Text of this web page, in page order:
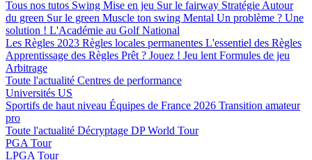
Tous nos tutos Swing Mise en jeu Sur le fairway Stratégie Autour
du green Sur le green Muscle ton swing Mental Un problème ? Une
solution ! L'Académie au Golf National
Les Règles 2023 Règles locales permanentes L'essentiel des Règles
Apprentissage des Règles Prêt ? Jouez ! Jeu lent Formules de jeu
Arbitrage
Toute l'actualité Centres de performance
Universités US
Sportifs de haut niveau Équipes de France 2026 Transition amateur
pro
Toute l'actualité Décryptage DP World Tour
PGA Tour
LPGA Tour